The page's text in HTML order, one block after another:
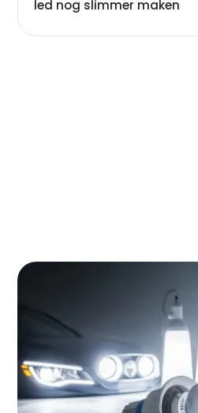
Een high power led lamp
kennis? Dan betaalt u te veel
Deze gids toont u precies
doen en hoe u de perfecte
specifieke toepassing.
led nog slimmer maken